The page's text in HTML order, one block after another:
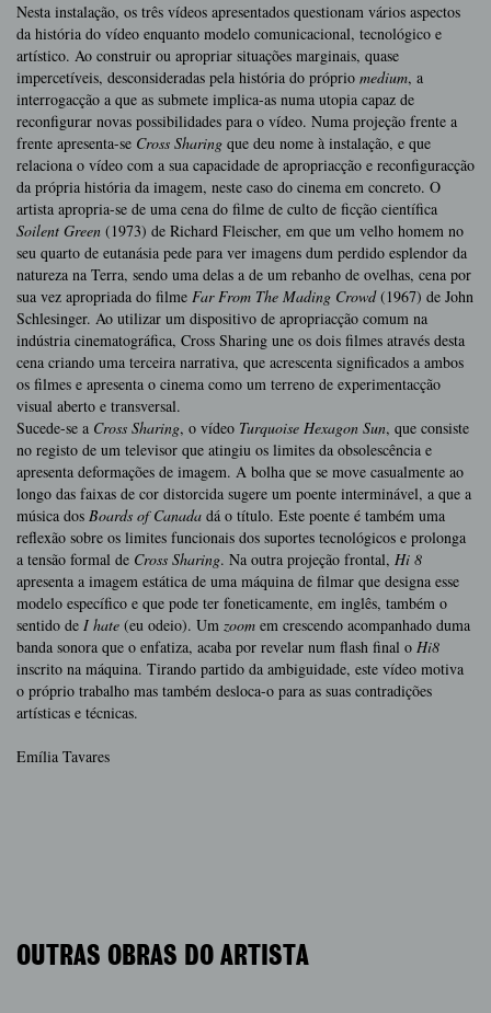
Nesta instalação, os três vídeos apresentados questionam vários aspectos
da história do vídeo enquanto modelo comunicacional, tecnológico e
artístico. Ao construir ou apropriar situações marginais, quase
impercetíveis, desconsideradas pela história do próprio medium, a
interrogacção a que as submete implica-as numa utopia capaz de
reconfigurar novas possibilidades para o vídeo. Numa projeção frente a
frente apresenta-se Cross Sharing que deu nome à instalação, e que
relaciona o vídeo com a sua capacidade de apropriacção e reconfiguracção
da própria história da imagem, neste caso do cinema em concreto. O
artista apropria-se de uma cena do filme de culto de ficção científica
Soilent Green (1973) de Richard Fleischer, em que um velho homem no
seu quarto de eutanásia pede para ver imagens dum perdido esplendor da
natureza na Terra, sendo uma delas a de um rebanho de ovelhas, cena por
sua vez apropriada do filme Far From The Mading Crowd(1967) de John
Schlesinger. Ao utilizar um dispositivo de apropriacção comum na
indústria cinematográfica, Cross Sharing une os dois filmes através desta
cena criando uma terceira narrativa, que acrescenta significados a ambos
os filmes e apresenta o cinema como um terreno de experimentacção
visual aberto e transversal.
Sucede-se a Cross Sharing, o vídeo Turquoise Hexagon Sun, que consiste
no registo de um televisor que atingiu os limites da obsolescência e
apresenta deformações de imagem. A bolha que se move casualmente ao
longo das faixas de cor distorcida sugere um poente interminável, a que a
música dos Boards of Canada dá o título. Este poente é também uma
reflexão sobre os limites funcionais dos suportes tecnológicos e prolonga
a tensão formal de Cross Sharing. Na outra projeção frontal, Hi 8
apresenta a imagem estática de uma máquina de filmar que designa esse
modelo específico e que pode ter foneticamente, em inglês, também o
sentido de I hate (eu odeio). Um zoom em crescendo acompanhado duma
banda sonora que o enfatiza, acaba por revelar num flash final o Hi8
inscrito na máquina. Tirando partido da ambiguidade, este vídeo motiva
o próprio trabalho mas também desloca-o para as suas contradições
artísticas e técnicas.
Emília Tavares
OUTRAS OBRAS DO ARTISTA